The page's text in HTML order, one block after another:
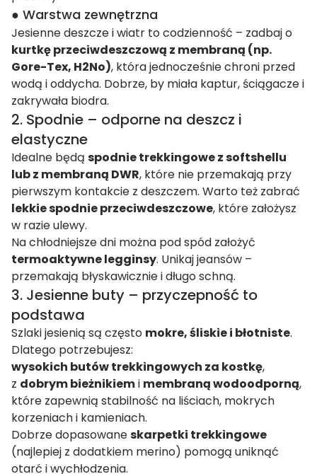
● Warstwa zewnętrzna
Jesienne deszcze i wiatr to codzienność – zadbaj o
kurtkę przeciwdeszczową z membraną (np.
Gore-Tex, H2No), która jednocześnie chroni przed
wodą i oddycha. Dobrze, by miała kaptur, ściągacze i
zakrywała biodra.
2. Spodnie – odporne na deszcz i
elastyczne
Idealne będą spodnie trekkingowe z softshellu
lub z membraną DWR, które nie przemakają przy
pierwszym kontakcie z deszczem. Warto też zabrać
lekkie spodnie przeciwdeszczowe, które założysz
w razie ulewy.
Na chłodniejsze dni można pod spód założyć
termoaktywne legginsy. Unikaj jeansów –
przemakają błyskawicznie i długo schną.
3. Jesienne buty – przyczepność to
podstawa
Szlaki jesienią są często mokre, śliskie i błotniste.
Dlatego potrzebujesz:
wysokich butów trekkingowych za kostkę,
z dobrym bieżnikiemi membraną wodoodporną,
które zapewnią stabilność na liściach, mokrych
korzeniach i kamieniach.
Dobrze dopasowaneskarpetki trekkingowe
(najlepiej z dodatkiem merino) pomogą uniknąć
otarć i wychłodzenia.